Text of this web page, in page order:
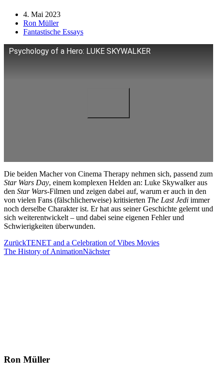
4. Mai 2023
Ron Müller
Fantastische Essays
Psychology of a Hero: LUKE SKYWALKER
Die beiden Macher von Cinema Therapy nehmen sich, passend zum
Star Wars Day, einem komplexen Helden an: Luke Skywalker aus
den Star Wars-Filmen und zeigen dabei auf, warum er auch in den
von vielen Fans (fälschlicherweise) kritisierten The Last Jedi immer
noch derselbe Charakter ist. Er hat aus seiner Geschichte gelernt und
sich weiterentwickelt – und dabei seine eigenen Fehler und
Schwierigkeiten überwunden.
ZurückTENET and a Celebration of Vibes Movies
The History of AnimationNächster
Ron Müller